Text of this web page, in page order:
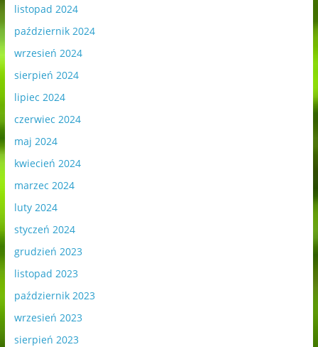
listopad 2024
październik 2024
wrzesień 2024
sierpień 2024
lipiec 2024
czerwiec 2024
maj 2024
kwiecień 2024
marzec 2024
luty 2024
styczeń 2024
grudzień 2023
listopad 2023
październik 2023
wrzesień 2023
sierpień 2023